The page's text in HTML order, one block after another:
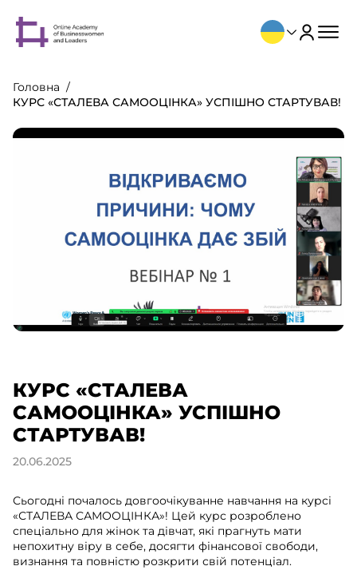
Головна
КУРС «СТАЛЕВА САМООЦІНКА» УСПІШНО СТАРТУВАВ!
КУРС «СТАЛЕВА
САМООЦІНКА» УСПІШНО
СТАРТУВАВ!
20.06.2025
Сьогодні почалось довгоочікуванне навчання на курсі
«СТАЛЕВА САМООЦІНКА»! Цей курс розроблено
спеціально для жінок та дівчат, які прагнуть мати
непохитну віру в себе, досягти фінансової свободи,
визнання та повністю розкрити свій потенціал.